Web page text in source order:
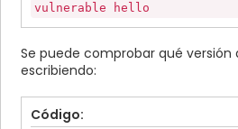
vulnerable hello
Se puede comprobar qué versión
escribiendo:
Código: